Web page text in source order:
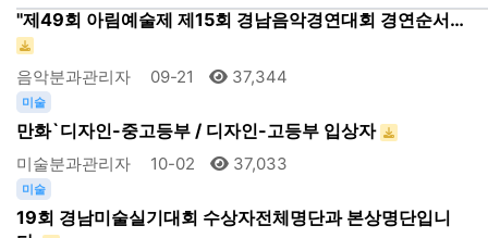
"제49회 아림예술제 제15회 경남음악경연대회 경연순서…
음악분과관리자 09-21 37,344
미술
만화`디자인-중고등부 / 디자인-고등부 입상자
미술분과관리자 10-02 37,033
미술
19회 경남미술실기대회 수상자전체명단과 본상명단입니